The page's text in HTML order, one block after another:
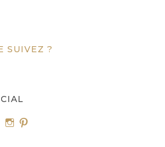
SUIVEZ ?
Voir Voir